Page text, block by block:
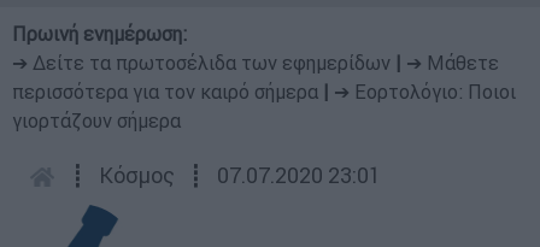
Πρωινή ενημέρωση:
➔ Δείτε τα πρωτοσέλιδα των εφημερίδων
➔ Μάθετε
περισσότερα για τον καιρό σήμερα
➔ Εορτολόγιο: Ποιοι
γιορτάζουν σήμερα
┋ Κόσμος ┋ 07.07.2020 23:01